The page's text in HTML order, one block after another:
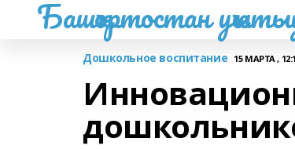
Башҡортостан
Дошкольное воспитание 15 МАРТА ,